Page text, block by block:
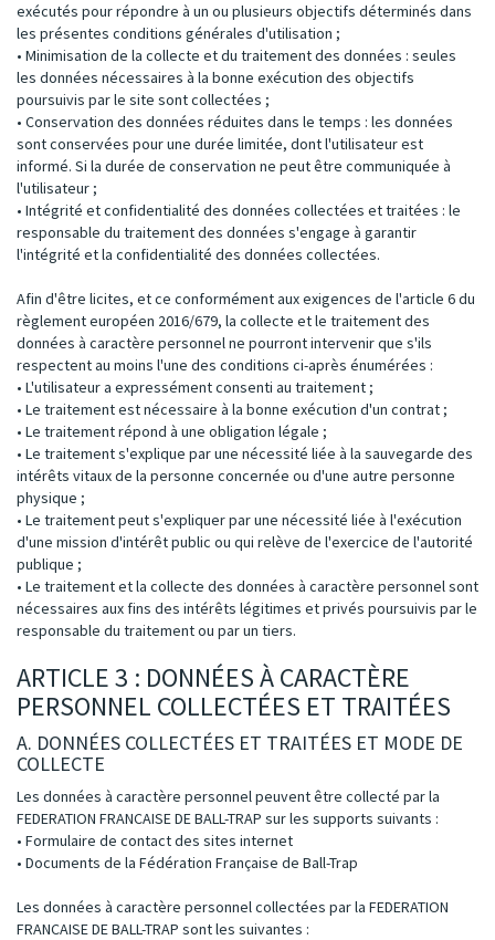
exécutés pour répondre à un ou plusieurs objectifs déterminés dans
les présentes conditions générales d'utilisation ;
• Minimisation de la collecte et du traitement des données : seules
les données nécessaires à la bonne exécution des objectifs
poursuivis par le site sont collectées ;
• Conservation des données réduites dans le temps : les données
sont conservées pour une durée limitée, dont l'utilisateur est
informé. Si la durée de conservation ne peut être communiquée à
l'utilisateur ;
• Intégrité et confidentialité des données collectées et traitées : le
responsable du traitement des données s'engage à garantir
l'intégrité et la confidentialité des données collectées.
Afin d'être licites, et ce conformément aux exigences de l'article 6 du
règlement européen 2016/679, la collecte et le traitement des
données à caractère personnel ne pourront intervenir que s'ils
respectent au moins l'une des conditions ci-après énumérées :
• L'utilisateur a expressément consenti au traitement ;
• Le traitement est nécessaire à la bonne exécution d'un contrat ;
• Le traitement répond à une obligation légale ;
• Le traitement s'explique par une nécessité liée à la sauvegarde des
intérêts vitaux de la personne concernée ou d'une autre personne
physique ;
• Le traitement peut s'expliquer par une nécessité liée à l'exécution
d'une mission d'intérêt public ou qui relève de l'exercice de l'autorité
publique ;
• Le traitement et la collecte des données à caractère personnel sont
nécessaires aux fins des intérêts légitimes et privés poursuivis par le
responsable du traitement ou par un tiers.
ARTICLE 3 : DONNÉES À CARACTÈRE
PERSONNEL COLLECTÉES ET TRAITÉES
A. DONNÉES COLLECTÉES ET TRAITÉES ET MODE DE
COLLECTE
Les données à caractère personnel peuvent être collecté par la
FEDERATION FRANCAISE DE BALL-TRAP sur les supports suivants :
• Formulaire de contact des sites internet
• Documents de la Fédération Française de Ball-Trap
Les données à caractère personnel collectées par la FEDERATION
FRANCAISE DE BALL-TRAP sont les suivantes :